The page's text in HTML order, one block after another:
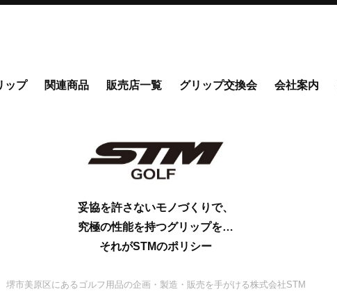
ップ 関連商品 販売店一覧 グリップ交換会 会社案内
妥協を許さないモノづくりで、
究極の性能を持つグリップを…
それがSTMのポリシー
堺市美原区にあるゴルフ用品の企画・製造・販売を手がける株式会社STM